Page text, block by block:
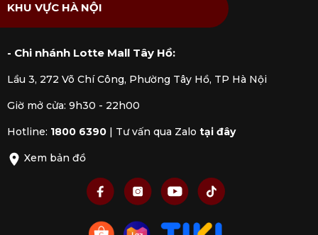
KHU VỰC HÀ NỘI
- Chi nhánh Lotte Mall Tây Hồ:
Lầu 3, 272 Võ Chí Công, Phường Tây Hồ, TP Hà Nội
Giờ mở cửa: 9h30 - 22h00
Hotline: 1800 6390 Tư vấn qua Zalo tại đây
Xem bản đồ